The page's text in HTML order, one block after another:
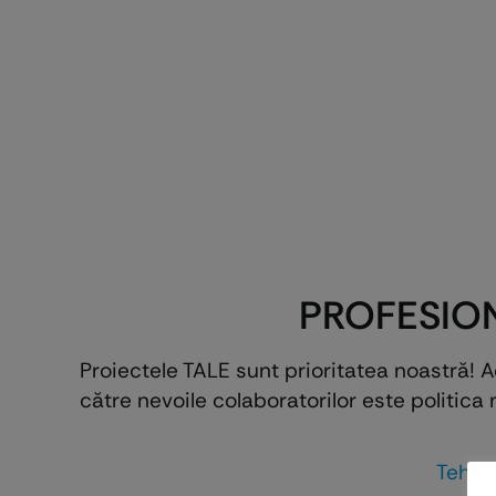
Proiectele TALE sunt prioritatea noastră!
către nevoile colaboratorilor este politica